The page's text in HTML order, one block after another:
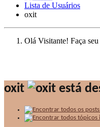
Lista de Usuários
oxit
Olá Visitante! Faça seu
oxit